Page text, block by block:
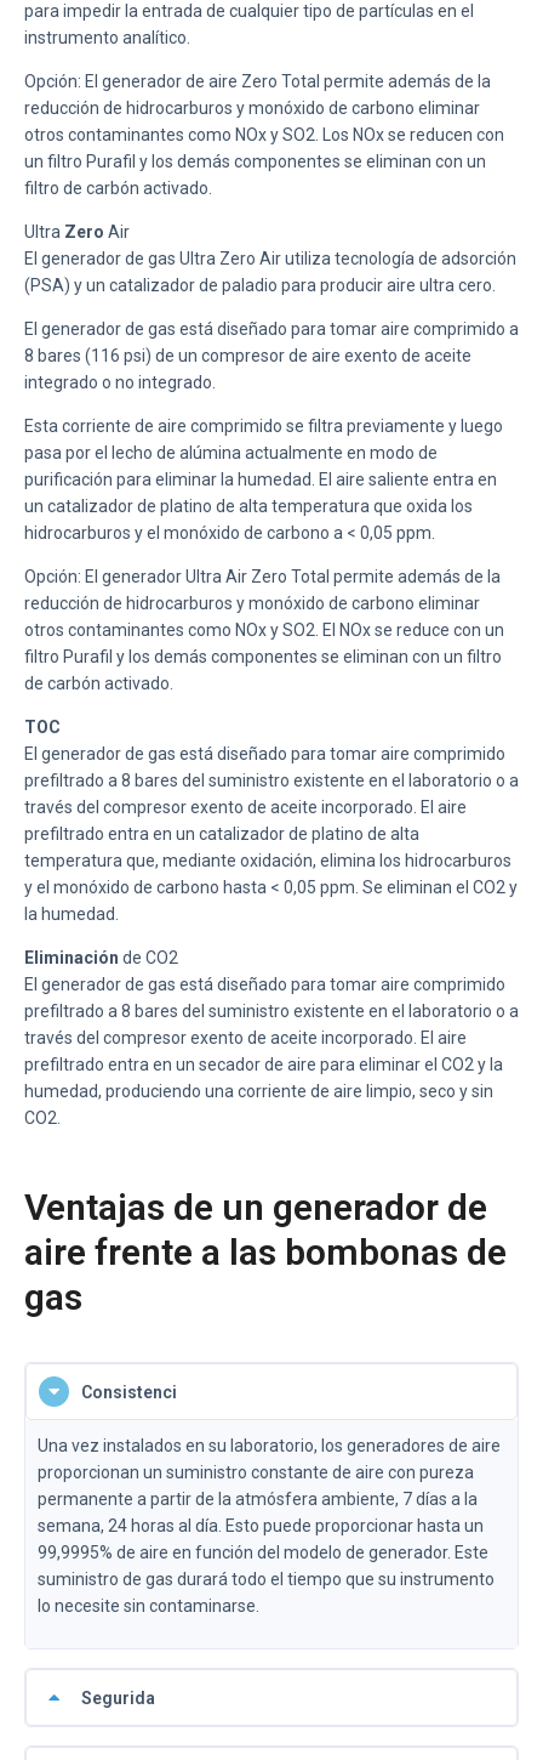
para impedir la entrada de cualquier tipo de partículas en el
instrumento analítico.
Opción: El generador de aire Zero Total permite además de la
reducción de hidrocarburos y monóxido de carbono eliminar
otros contaminantes como NOx y SO2. Los NOx se reducen con
un filtro Purafil y los demás componentes se eliminan con un
filtro de carbón activado.
Ultra Zero Air
El generador de gas Ultra Zero Air utiliza tecnología de adsorción
(PSA) y un catalizador de paladio para producir aire ultra cero
El generador de gas está diseñado para tomar aire comprimido a
8 bares (116 psi) de un compresor de aire exento de aceite
integrado o no integrado
Esta corriente de aire comprimido se filtra previamente y luego
pasa por el lecho de alúmina actualmente en modo de
purificación para eliminar la humedad. El aire saliente entra en
un catalizador de platino de alta temperatura que oxida los
hidrocarburos y el monóxido de carbono a < 0,05 ppm.
Opción: El generador Ultra Air Zero Total permite además de la
reducción de hidrocarburos y monóxido de carbono eliminar
otros contaminantes como NOx y SO2. El NOx se reduce con un
filtro Purafil y los demás componentes se eliminan con un filtro
de carbón activado.
TOC
El generador de gas está diseñado para tomar aire comprimido
prefiltrado a 8 bares del suministro existente en el laboratorio o a
través del compresor exento de aceite incorporado. El aire
prefiltrado entra en un catalizador de platino de alta
temperatura que, mediante oxidación, elimina los hidrocarburos
y el monóxido de carbono hasta < 0,05 ppm. Se eliminan el CO2 y
la humedad.
Eliminación de CO2
El generador de gas está diseñado para tomar aire comprimido
prefiltrado a 8 bares del suministro existente en el laboratorio o a
través del compresor exento de aceite incorporado. El aire
prefiltrado entra en un secador de aire para eliminar el CO2 y la
humedad, produciendo una corriente de aire limpio, seco y sin
CO2.
Ventajas de un generador de
aire frente a las bombonas de
gas
Consistenci
Una vez instalados en su laboratorio, los generadores de aire
proporcionan un suministro constante de aire con pureza
permanente a partir de la atmósfera ambiente, 7 días a la
semana, 24 horas al día. Esto puede proporcionar hasta un
99,9995% de aire en función del modelo de generador. Este
suministro de gas durará todo el tiempo que su instrumento
lo necesite sin contaminarse.
Segurida